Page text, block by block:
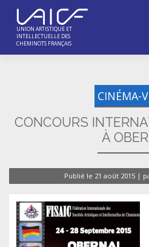
content
UNION ARTISTIQUE ET
INTELLECTUELLE DES
CHEMINOTS FRANÇAIS
CINÉMA-
CONCOURS
À
Publié le 21 août 2015|